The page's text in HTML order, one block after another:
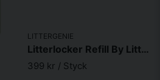
Skicka frågaLITTERGENIE
Litterlocker Refill By Littergenie 3-Pack
399 kr / Styck